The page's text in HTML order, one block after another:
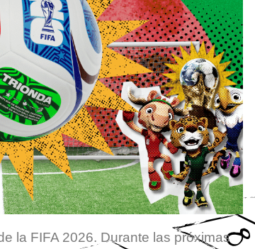
la FIFA 2026. Durante las próximas